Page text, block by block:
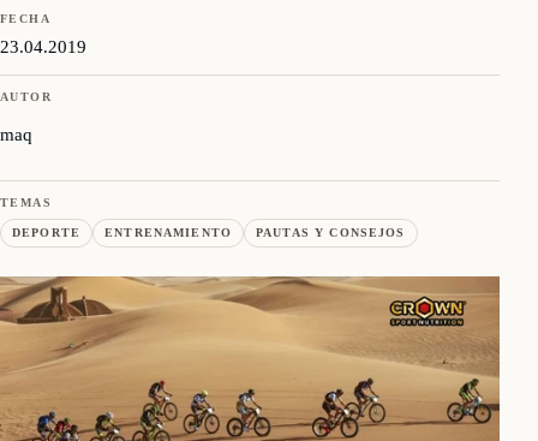
FECHA
23.04.2019
AUTOR
maq
TEMAS
DEPORTE ENTRENAMIENTO PAUTAS Y CONSEJOS